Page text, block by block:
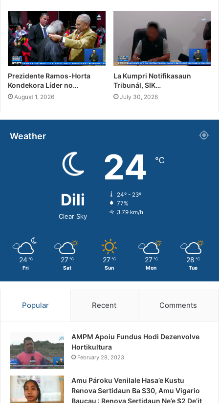
Prezidente Ramos-Horta
Kondekora Líder no…
August 1, 2026
La Kumpri Notifikasaun
Tribunál, SIK…
July 30, 2026
Weather
Dili
Clear Sky
24 ℃
24º - 23º
77%
3.79 km/h
24 ℃
Fri
27 ℃
Sat
27 ℃
Sun
27 ℃
Mon
28 ℃
Tue
Popular Recent Comments
AMPM Apoiu Fundus Hodi Dezenvolve
Hortikultura
February 28, 2023
Amu Pároku Venilale Hasa’e Kustu
Renova Sertidaun Ba $30, Amu Vigario
Baucau : Renova Sertidaun Ne’e $2 De’it